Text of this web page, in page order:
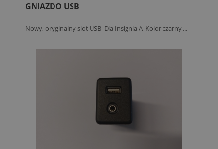
GNIAZDO USB
Nowy, oryginalny slot USB Dla Insignia A Kolor czarny ...